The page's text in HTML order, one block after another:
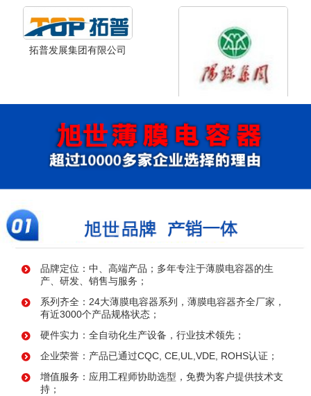
拓普发展集团有限公司
山西省阳泉市阳泉煤业集团
品牌定位：中、高端产品；多年专注于薄膜电容器的生
产、研发、销售与服务；
系列齐全：24大薄膜电容器系列，薄膜电容器齐全厂家，
有近3000个产品规格状态；
硬件实力：全自动化生产设备，行业技术领先；
企业荣誉：产品已通过CQC, CE,UL,VDE, ROHS认证；
增值服务：应用工程师协助选型，免费为客户提供技术支
持；